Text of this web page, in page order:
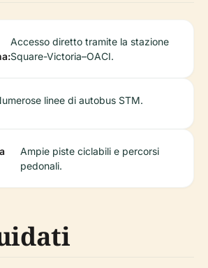
Accesso diretto tramite la stazione
Square-Victoria–OACI.
linee di autobus STM.
Ampie piste ciclabili e percorsi
pedonali.